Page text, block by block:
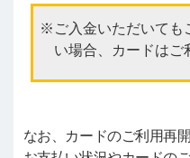
ご入金いただいても
い場合、カードはご
なお、カードのご利用再